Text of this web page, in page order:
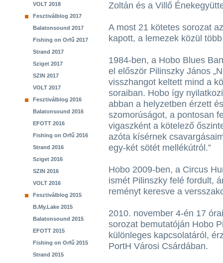
VOLT 2018
Fesztiválblog 2017
Balatonsound 2017
Fishing on Orfű 2017
Strand 2017
Sziget 2017
SZIN 2017
VOLT 2017
Fesztiválblog 2016
Balatonsound 2016
EFOTT 2016
Fishing on Orfű 2016
Strand 2016
Sziget 2016
SZIN 2016
VOLT 2016
Fesztiválblog 2015
B.My.Lake 2015
Balatonsound 2015
EFOTT 2015
Fishing on Orfű 2015
Strand 2015
Zoltán és a Villő
A most 21 kötetes sorozat
kapott, a lemezek közül
1984-ben, a Hobo Blues
el először Pilinszky János
visszhangot keltett mind a
soraiban. Hobo így
abban a helyzetben érzett
szomorúságot, a pontosan
vigaszként a kötelező
azóta kísérnek
egy-két sötét mellékútról.”
Hobo 2009-ben, a Circus
ismét Pilinszky felé fordult,
reményt keresve a
2010. november 4-én 17
sorozat bemutatóján Hobo
különleges kapcsolatáról,
PortH Városi Csárdában.